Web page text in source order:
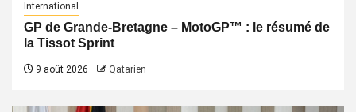
International
GP de Grande-Bretagne – MotoGP™ : le résumé de
la Tissot Sprint
9 août 2026 Qatarien